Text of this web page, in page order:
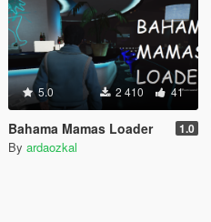
5.0 2 410 41
Bahama Mamas Loader 1.0
By ardaozkal